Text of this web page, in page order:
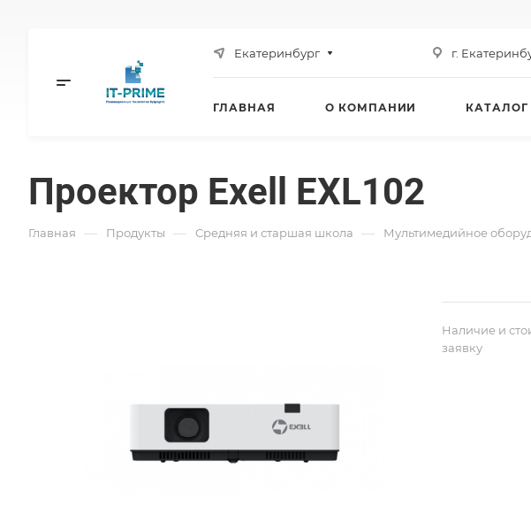
Екатеринбург г.
ГЛАВНАЯ О КОМПАНИИ КАТАЛОГ
Проектор Exell EXL102
Главная — Продукты — Средняя и старшая школа — Мультимедийное
Наличие и
заявку